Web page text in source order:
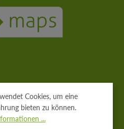
Cookies, um eine
bieten zu können.
...